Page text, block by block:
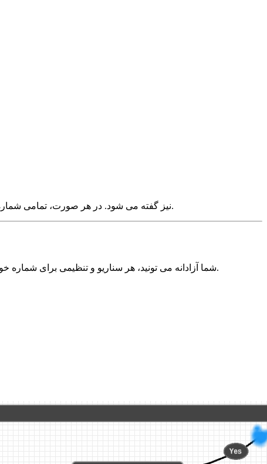
نیز گفته می شود. در هر صورت، تمامی شماره ها واقعی بوده و تنها مدیریت آن مجازی است.
شما آزادانه می تونید، هر سناریو و تنظیمی برای شماره خود طراحی نمایید. شما می توانید آن را خیلی ساده (به طور مثال دایورت به یک شماره موبایل) یا مانند سانترال، خیلی حرفه‌ای طراحی نمایید.